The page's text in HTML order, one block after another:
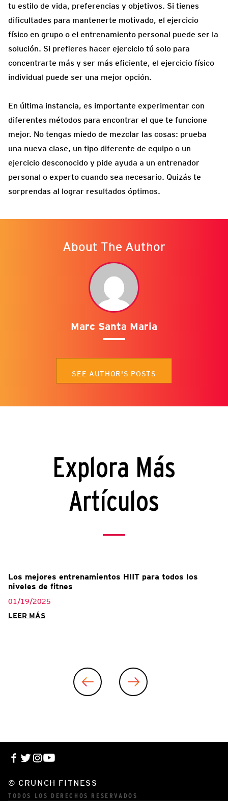
tu estilo de vida, preferencias y objetivos. Si tienes
dificultades para mantenerte motivado, el ejercicio
físico en grupo o el entrenamiento personal puede ser la
solución. Si prefieres hacer ejercicio tú solo para
concentrarte más y ser más eficiente, el ejercicio físico
individual puede ser una mejor opción.
En última instancia, es importante experimentar con
diferentes métodos para encontrar el que te funcione
mejor. No tengas miedo de mezclar las cosas: prueba
una nueva clase, un tipo diferente de equipo o un
ejercicio desconocido y pide ayuda a un entrenador
personal o experto cuando sea necesario. Quizás te
sorprendas al lograr resultados óptimos.
About The Author
Marc Santa Maria
SEE AUTHOR'S POSTS
Explora Más
Artículos
Los mejores entrenamientos HIIT para todos los
niveles de fitnes
01/19/2025
LEER MÁS
© CRUNCH FITNESS
TODOS LOS DERECHOS RESERVADOS